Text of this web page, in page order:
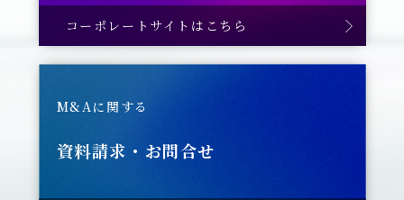
コーポレートサイトはこちら
M&Aに関する
資料請求・お問合せ